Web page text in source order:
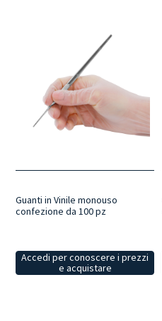
Guanti in Vinile monouso
confezione da 100 pz
Accedi per conoscere i prezzi
e acquistare